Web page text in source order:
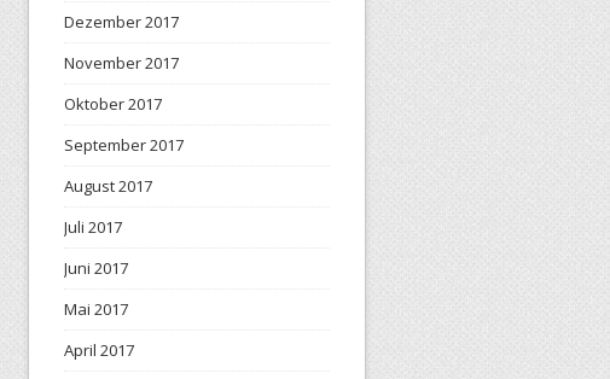
Dezember 2017
November 2017
Oktober 2017
September 2017
August 2017
Juli 2017
Juni 2017
Mai 2017
April 2017